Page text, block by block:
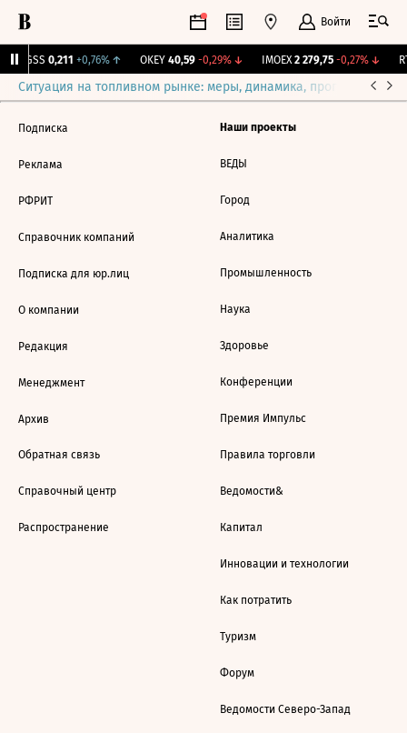
Войти
RGSS 0,211 +0,76%↑ OKEY 40,59 -0,29%↓ IMOEX 2 279,75 -0,27%↓
Ситуация на топливном рынке: меры, динамика, прогнозы
Подписка
Реклама
РФРИТ
Справочник компаний
Подписка для юр.лиц
О компании
Редакция
Менеджмент
Архив
Обратная связь
Справочный центр
Распространение
Наши проекты
ВЕДЫ
Город
Аналитика
Промышленность
Наука
Здоровье
Конференции
Премия Импульс
Правила торговли
Ведомости&
Капитал
Инновации и технологии
Как потратить
Туризм
Форум
Ведомости Северо-Запад